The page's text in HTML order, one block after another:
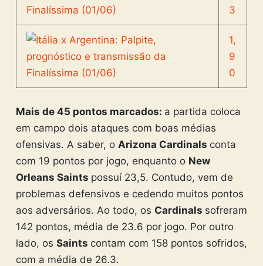
3
1,
9
0
Mais de 45 pontos marcados: a partida coloca
em campo dois ataques com boas médias
ofensivas. A saber, o Arizona Cardinals conta
com 19 pontos por jogo, enquanto o New
Orleans Saints possuí 23,5. Contudo, vem de
problemas defensivos e cedendo muitos pontos
aos adversários. Ao todo, os Cardinals sofreram
142 pontos, média de 23.6 por jogo. Por outro
lado, os Saints contam com 158 pontos sofridos,
com a média de 26.3.